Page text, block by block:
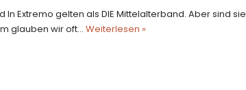
In Extremo gelten als DIE Mittelalterband. Aber sind sie
glauben wir oft… Weiterlesen »